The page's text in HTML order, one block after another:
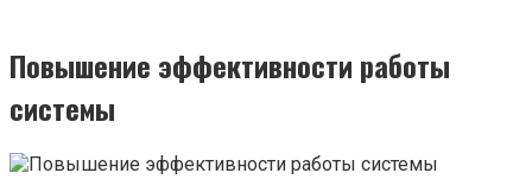
Повышение эффективности работы
системы